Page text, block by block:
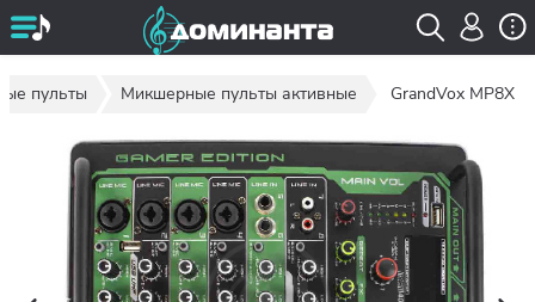
пульты Микшерные пульты активные GrandVox MP8X